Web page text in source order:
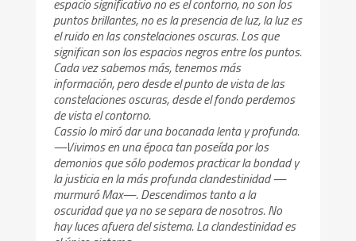
puntos brillantes, no es la presencia de luz, la luz es
el ruido en las constelaciones oscuras. Los que
significan son los espacios negros entre los puntos.
Cada vez sabemos más, tenemos más
información, pero desde el punto de vista de las
constelaciones oscuras, desde el fondo perdemos
de vista el contorno.
Cassio lo miró dar una bocanada lenta y profunda.
—Vivimos en una época tan poseída por los
demonios que sólo podemos practicar la bondad y
la justicia en la más profunda clandestinidad —
murmuró Max—. Descendimos tanto a la
oscuridad que ya no se separa de nosotros. No
hay luces afuera del sistema. La clandestinidad es